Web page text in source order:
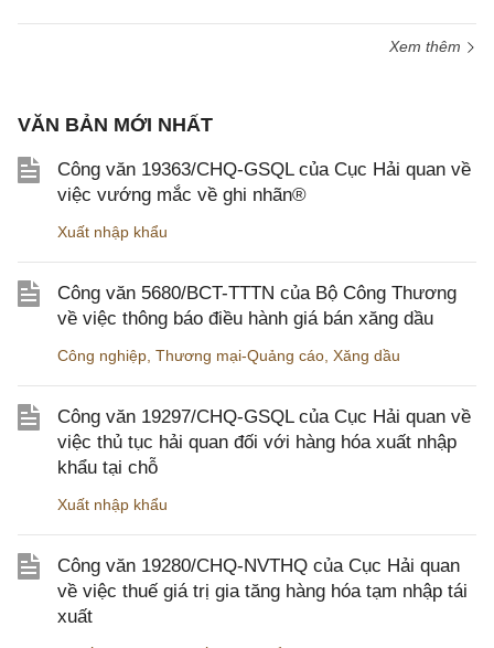
Xem thêm
VĂN BẢN MỚI NHẤT
Công văn 19363/CHQ-GSQL của Cục Hải quan về
việc vướng mắc về ghi nhãn®
Xuất nhập khẩu
Công văn 5680/BCT-TTTN của Bộ Công Thương
về việc thông báo điều hành giá bán xăng dầu
Công nghiệp Thương mại-Quảng cáo Xăng dầu
Công văn 19297/CHQ-GSQL của Cục Hải quan về
việc thủ tục hải quan đối với hàng hóa xuất nhập
khẩu tại chỗ
Xuất nhập khẩu
Công văn 19280/CHQ-NVTHQ của Cục Hải quan
về việc thuế giá trị gia tăng hàng hóa tạm nhập tái
xuất